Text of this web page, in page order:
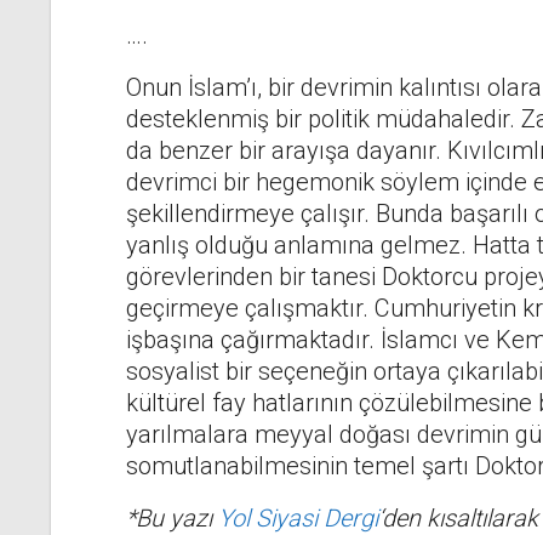
….
Onun İslam’ı, bir devrimin kalıntısı
desteklenmiş bir politik müdahaledir.
da benzer bir arayışa dayanır.
devrimci bir hegemonik söylem içinde
şekillendirmeye çalışır. Bunda başarılı
yanlış olduğu anlamına gelmez.
görevlerinden bir tanesi Doktorcu
geçirmeye çalışmaktır. Cumhuriyetin
işbaşına çağırmaktadır. İslamcı ve
sosyalist bir seçeneğin ortaya
kültürel fay hatlarının çözülebilmesine
yarılmalara meyyal doğası devrimin
somutlanabilmesinin temel şartı
*Bu yazı Yol Siyasi Dergi‘den kısaltılarak